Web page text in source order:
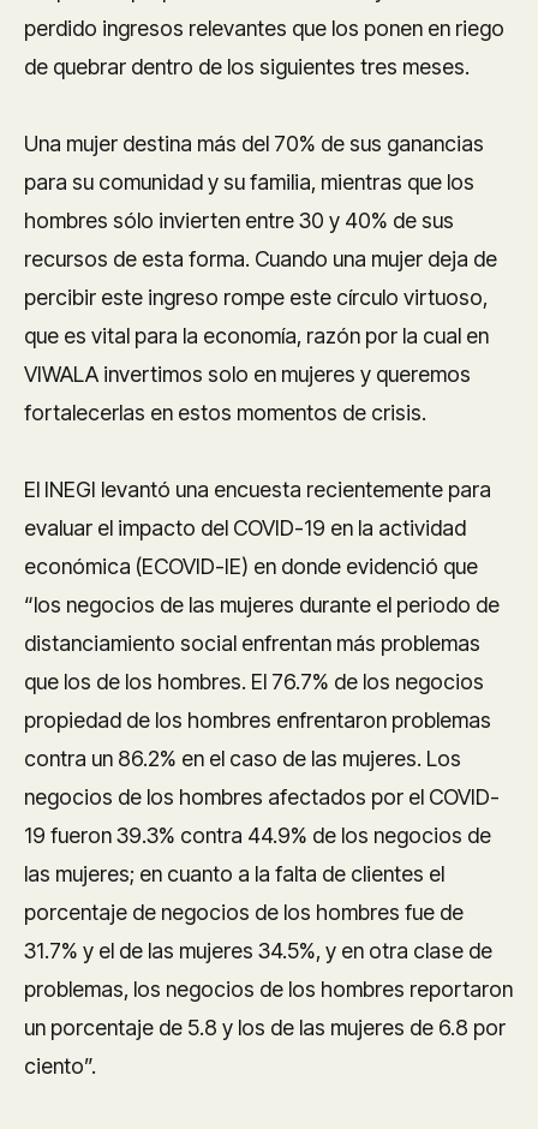
perdido ingresos relevantes que los ponen en riego
de quebrar dentro de los siguientes tres meses.
Una mujer destina más del 70% de sus ganancias
para su comunidad y su familia, mientras que los
hombres sólo invierten entre 30 y 40% de sus
recursos de esta forma. Cuando una mujer deja de
percibir este ingreso rompe este círculo virtuoso,
que es vital para la economía, razón por la cual en
VIWALA invertimos solo en mujeres y queremos
fortalecerlas en estos momentos de crisis.
El INEGI levantó una encuesta recientemente para
evaluar el impacto del COVID-19 en la actividad
económica (ECOVID-IE) en donde evidenció que
“los negocios de las mujeres durante el periodo de
distanciamiento social enfrentan más problemas
que los de los hombres. El 76.7% de los negocios
propiedad de los hombres enfrentaron problemas
contra un 86.2% en el caso de las mujeres. Los
negocios de los hombres afectados por el COVID-
19 fueron 39.3% contra 44.9% de los negocios de
las mujeres; en cuanto a la falta de clientes el
porcentaje de negocios de los hombres fue de
31.7% y el de las mujeres 34.5%, y en otra clase de
problemas, los negocios de los hombres reportaron
un porcentaje de 5.8 y los de las mujeres de 6.8 por
ciento”.